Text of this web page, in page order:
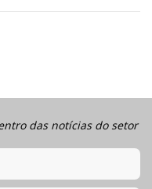
das notícias do setor